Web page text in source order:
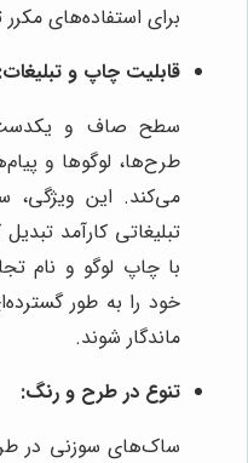
برای استفاده‌های
قابلیت چاپ و تبلیغات:
سطح صاف و یکدست
طرح‌ها، لوگوها و
می‌کند. این ویژگی،
تبلیغاتی کارآمد
با چاپ لوگو و نام
خود را به طور
ماندگار شوند.
تنوع در طرح و رنگ:
ساک‌های سوزنی در